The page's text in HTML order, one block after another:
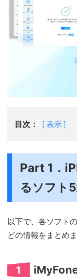
目次： 表示
Part 1．
るソフト
以下で、各ソフト
どの情報をまとめま
1